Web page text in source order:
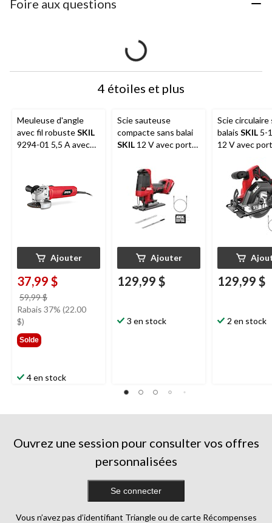
Foire aux questions
4 étoiles et plus
Meuleuse d'angle
avec fil robusteSKIL
9294-01 5,5 A avec
Ajouter
37,99 $
59,99 $
était
Rabais 37% (22.00
$)
Solde
4 en stock
Scie sauteuse
compacte sans balai
SKIL 12 V avec port
chargeur PD de 20 W
(JS5833A-11)
Ajouter
129,99 $
3 en stock
Scie circulaire
balais SKIL 5-
12 V avec
PD de 20 W
(CR5418A-11)
129,99 $
2 en stock
Ouvrez une session pour consulter vos offres
personnalisées
Se connecter
Vous n’avez pas d’identifiant Triangle ou de carte Récompenses